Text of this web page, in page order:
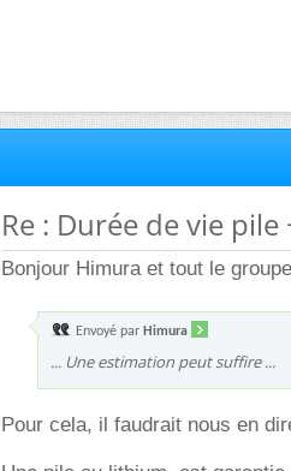
Re : Durée de vie
Bonjour Himura et tout le groupe
Envoyé par Himura
... Une estimation peut suffire ...
Pour cela, il faudrait nous en